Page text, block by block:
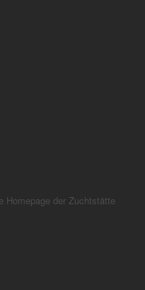
Homepage der Zuchtstätte